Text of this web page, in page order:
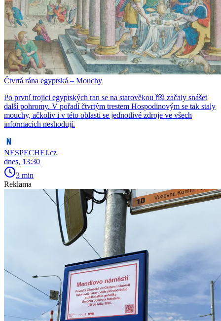
Čtvrtá rána egyptská – Mouchy
Po první trojici egyptských ran se na starověkou říši začaly snášet
další pohromy. V pořadí čtvrtým trestem Hospodinovým se tak staly
mouchy, ačkoliv i v této oblasti se jednotlivé zdroje ve všech
informacích neshodují.
NESPECHEJ.cz
dnes, 13:30
3 min
Reklama